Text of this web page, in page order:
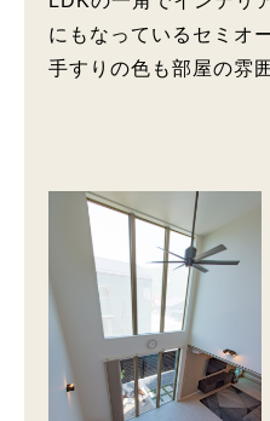
にもなっているセミオ
手すりの色も部屋の雰